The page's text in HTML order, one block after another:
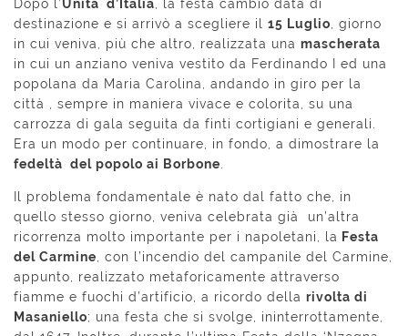
Dopo l’Unità d’Italia, la festa cambiò data di
destinazione e si arrivò a scegliere il 15 Luglio, giorno
in cui veniva, più che altro, realizzata una mascherata
in cui un anziano veniva vestito da Ferdinando I ed una
popolana da Maria Carolina, andando in giro per la
città , sempre in maniera vivace e colorita, su una
carrozza di gala seguita da finti cortigiani e generali.
Era un modo per continuare, in fondo, a dimostrare la
fedeltà del popolo ai Borbone.
Il problema fondamentale è nato dal fatto che, in
quello stesso giorno, veniva celebrata già un’altra
ricorrenza molto importante per i napoletani, la Festa
del Carmine, con l’incendio del campanile del Carmine,
appunto, realizzato metaforicamente attraverso
fiamme e fuochi d’artificio, a ricordo della rivolta di
Masaniello; una festa che si svolge, ininterrottamente,